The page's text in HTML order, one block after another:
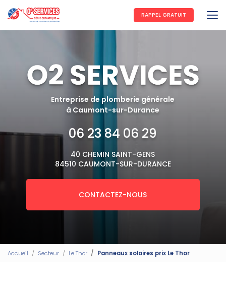
au
contenu
principal
RAPPEL GRATUIT
Entreprise de plomberie générale
à Caumont-sur-Durance
06 23 84 06 29
40 CHEMIN SAINT-GENS
84510 CAUMONT-SUR-DURANCE
CONTACTEZ-NOUS
Accueil Secteur Le Thor Panneaux solaires prix Le Thor